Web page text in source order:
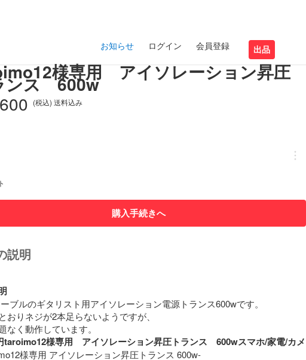
お知らせ ログイン 会員登録 出品
様専用 アイソレーション昇圧
ンス 600w
(税込) 送料込み
購入手続きへ
説明
ブルのギタリスト用アイソレーション電源トランス600wです。
おりネジが2本足らないようですが、
taroimo12様専用　アイソレーション昇圧トランス　600wスマホ/家電/